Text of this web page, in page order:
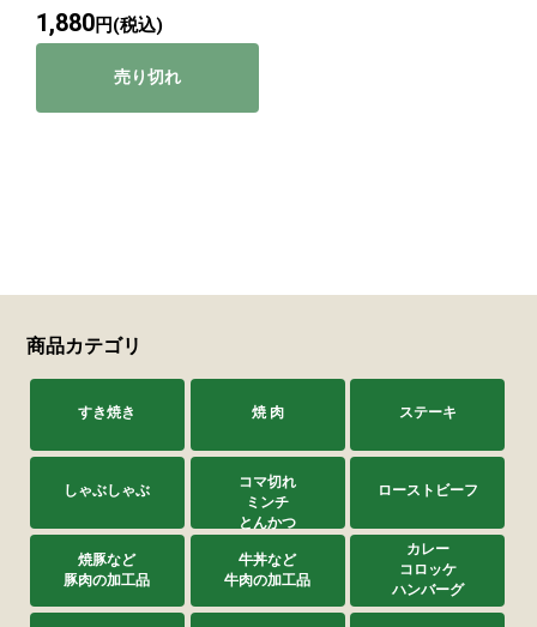
1,880円(税込)
売り切れ
商品カテゴリ
すき焼き 焼 肉 ステーキ
しゃぶしゃぶ
コマ切れ
ミンチ
とんかつ
ローストビーフ
焼豚など
豚肉の加工品
牛丼など
牛肉の加工品
カレー
コロッケ
ハンバーグ